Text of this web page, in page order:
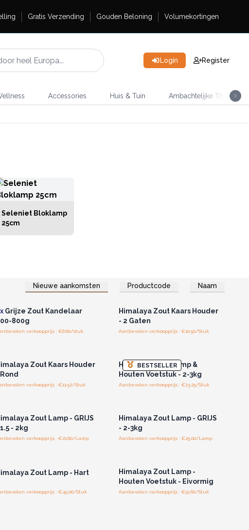
Gratis Verzending Gouden Beloning Volumekortingen
Login Register
Accessories Huis & Tuin Ambachtelijke Thee
Seleniet Bloklamp
25cm
Nieuwe aankomsten Productcode Naam
Log in of registreer u voor
groothandelsprijzen.
Grijze Zout Kandelaar
800g
verkoopprijs : €6.60/stuk
Log in of registreer u voor
groothandelsprijzen.
Himalaya Zout Kaars Houder
- 2 Gaten
Aanbevolen verkoopprijs : €10.50/Stuk
Zout Kaars Houder
verkoopprijs : €11.52/Stuk
BESTSELLER
Himalaya Zout Lamp &
Houten Voetstuk - 2-3kg
Aanbevolen verkoopprijs : €23.25/Stuk
Zout Lamp - GRIJS
- 2kg
verkoopprijs : €21.60/Lamp
Himalaya Zout Lamp - GRIJS
- 2-3kg
Aanbevolen verkoopprijs : €25.00/Lamp
Zout Lamp - Hart
verkoopprijs : €45.00/Stuk
Himalaya Zout Lamp -
Houten Voetstuk - Eivormig
Aanbevolen verkoopprijs : €51.60/Stuk